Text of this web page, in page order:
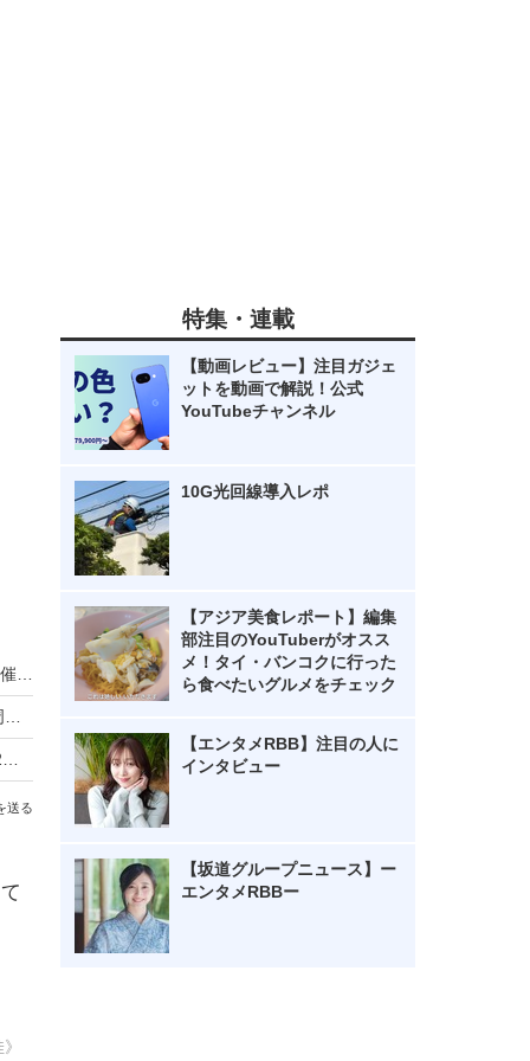
送る
特集・連載
【動画レビュー】注目ガジェ
ットを動画で解説！公式
YouTubeチャンネル
10G光回線導入レポ
【アジア美食レポート】編集
部注目のYouTuberがオスス
メ！タイ・バンコクに行った
ら食べたいグルメをチェック
【エンタメRBB】注目の人に
インタビュー
【坂道グループニュース】ー
エンタメRBBー